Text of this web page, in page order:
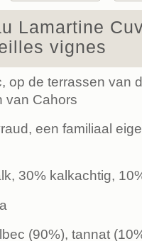
Lamartine
vignes
op de terrassen van
van Cahors
een familiaal
30% kalkachtig,
(90%), tannat